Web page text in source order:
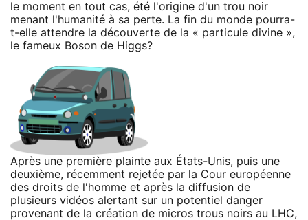
le moment en tout cas, été l'origine d'un trou noir
menant l'humanité à sa perte. La fin du monde pourra-
t-elle attendre la découverte de la « particule divine »,
le fameux Boson de Higgs?
Après une première plainte aux États-Unis, puis une
deuxième, récemment rejetée par la Cour européenne
des droits de l'homme et après la diffusion de
plusieurs vidéos alertant sur un potentiel danger
provenant de la création de micros trous noirs au LHC,